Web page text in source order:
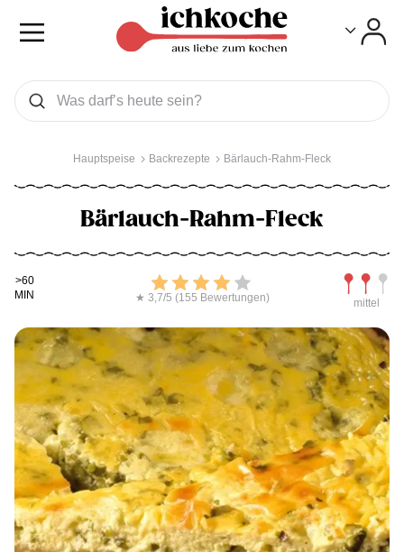
Was wollen Sie suchen
Suchen
Hauptspeise Backrezepte Bärlauch-Rahm-Fleck
Bärlauch-Rahm-Fleck
Kochdauer
>60
MIN
Bewerten
★ 3,7/5 (155 Bewertungen) mittel